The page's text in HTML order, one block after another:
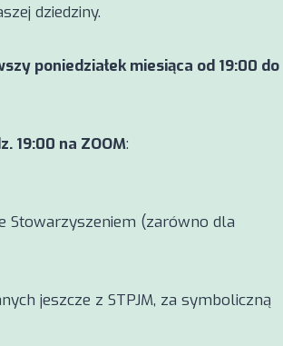
dziedziny.
poniedziałek miesiąca od 19:00 do
19:00 na ZOOM:
Stowarzyszeniem (zarówno dla
jeszcze z STPJM, za symboliczną